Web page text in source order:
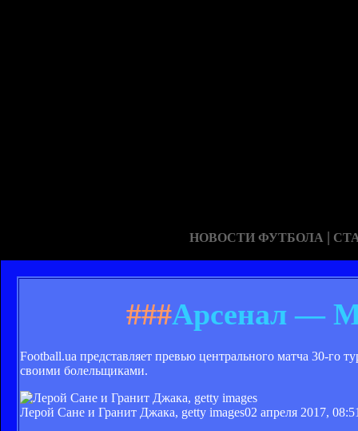
НОВОСТИ ФУТБОЛА |
###Арсенал —
Football.ua представляет превью центрального матча 30-
своими болельщиками.
Лерой Сане и Гранит Джака, getty images02 апреля 2017,